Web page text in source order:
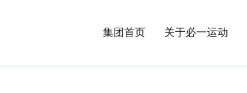
集团首页 关于必一运动